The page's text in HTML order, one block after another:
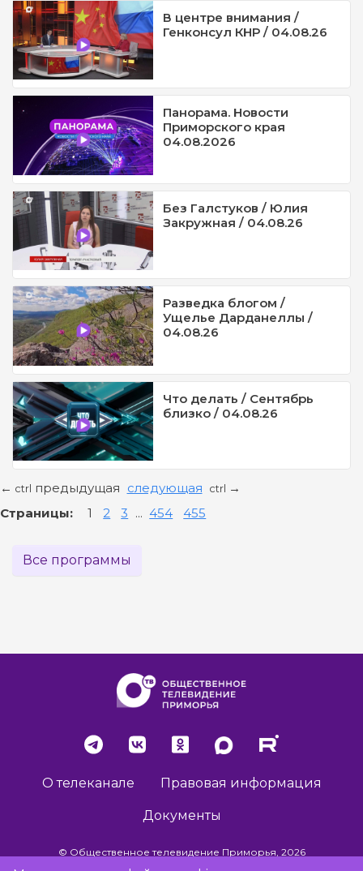
В центре внимания /
Генконсул КНР / 04.08.26
Панорама. Новости
Приморского края
04.08.2026
Без Галстуков / Юлия
Закружная / 04.08.26
Разведка блогом /
Ущелье Дарданеллы /
04.08.26
Что делать / Сентябрь
близко / 04.08.26
← ctrl предыдущая следующая ctrl →
Страницы: 1 2 3 ... 454 455
Все программы
О телеканале Правовая информация
Документы
© Общественное телевидение Приморья, 2026